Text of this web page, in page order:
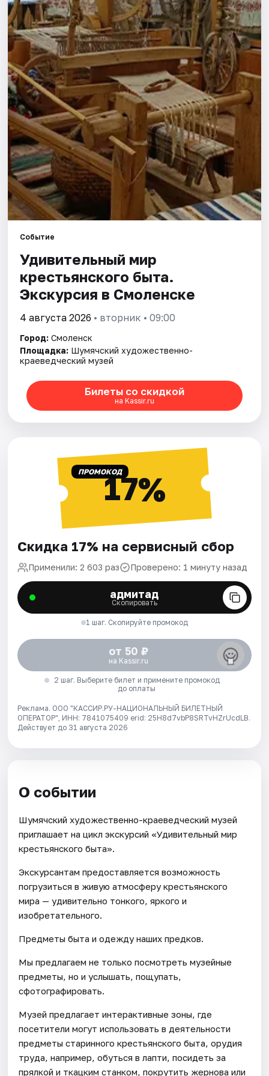
Города
Площадки
Артисты
Рейтинги
Событие
Удивительный мир
крестьянского быта.
Экскурсия в Смоленске
4 августа 2026 • вторник • 09:00
Город: Смоленск
Площадка: Шумячский художественно-
краеведческий музей
Билеты со скидкой
на Kassir.ru
ПРОМОКОД17%
Скидка 17% на сервисный сбор
Применили: 2 603 раз Проверено: 1 минуту назад
адмитад
Скопировать
1 шаг. Скопируйте промокод
от 50 ₽
на Kassir.ru
2 шаг. Выберите билет и примените промокод
до оплаты
Реклама. ООО "КАССИР.РУ-НАЦИОНАЛЬНЫЙ БИЛЕТНЫЙ
ОПЕРАТОР", ИНН: 7841075409 erid: 25H8d7vbP8SRTvHZrUcdLB.
Действует до 31 августа 2026
О событии
Шумячский художественно-краеведческий музей
приглашает на цикл экскурсий «Удивительный мир
крестьянского быта».
Экскурсантам предоставляется возможность
погрузиться в живую атмосферу крестьянского
мира — удивительно тонкого, яркого и
изобретательного.
Предметы быта и одежду наших предков.
Мы предлагаем не только посмотреть музейные
предметы, но и услышать, пощупать,
сфотографировать.
Музей предлагает интерактивные зоны, где
посетители могут использовать в деятельности
предметы старинного крестьянского быта, орудия
труда, например, обуться в лапти, посидеть за
прялкой и ткацким станком, покрутить жернова или